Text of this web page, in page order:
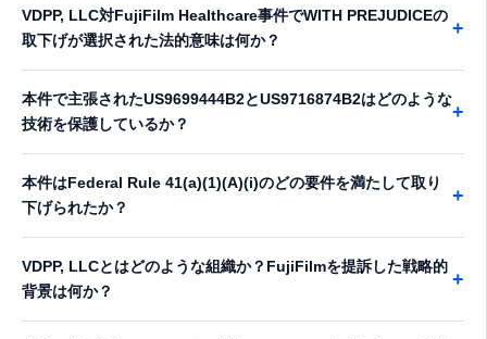
VDPP, LLC対FujiFilm Healthcare事件でWITH PREJUDICEの
取下げが選択された法的意味は何か？
+
本件で主張されたUS9699444B2とUS9716874B2はどのような
技術を保護しているか？
+
本件はFederal Rule 41(a)(1)(A)(i)のどの要件を満たして取り
下げられたか？
+
VDPP, LLCとはどのような組織か？FujiFilmを提訴した戦略的
背景は何か？
+